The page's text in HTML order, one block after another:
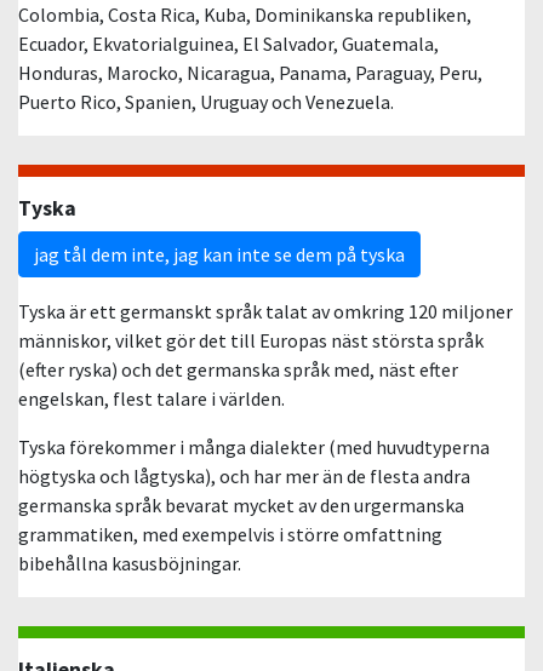
Colombia, Costa Rica, Kuba, Dominikanska republiken,
Ecuador, Ekvatorialguinea, El Salvador, Guatemala,
Honduras, Marocko, Nicaragua, Panama, Paraguay, Peru,
Puerto Rico, Spanien, Uruguay och Venezuela.
Tyska
jag tål dem inte, jag kan inte se dem på tyska
Tyska är ett germanskt språk talat av omkring 120 miljoner
människor, vilket gör det till Europas näst största språk
(efter ryska) och det germanska språk med, näst efter
engelskan, flest talare i världen.
Tyska förekommer i många dialekter (med huvudtyperna
högtyska och lågtyska), och har mer än de flesta andra
germanska språk bevarat mycket av den urgermanska
grammatiken, med exempelvis i större omfattning
bibehållna kasusböjningar.